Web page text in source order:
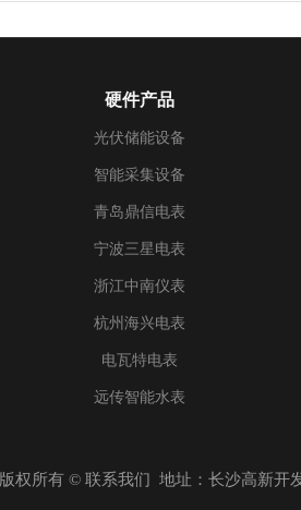
硬件产品
光伏储能设备
智能采集设备
青岛鼎信电表
宁波三星电表
浙江中南仪表
杭州海兴电表
电瓦特电表
远传智能水表
版权所有 © 联系我们 地址：长沙高新开